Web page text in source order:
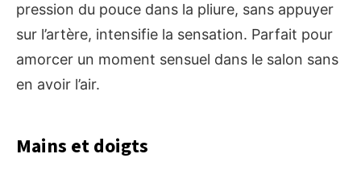
pression du pouce dans la pliure, sans appuyer
sur l’artère, intensifie la sensation. Parfait pour
amorcer un moment sensuel dans le salon sans
en avoir l’air.
Mains et doigts